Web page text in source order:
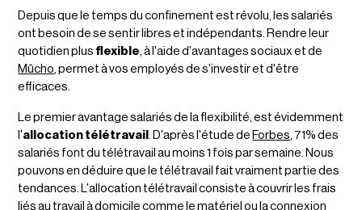
Depuis que le temps du confinement est révolu, les salariés
ont besoin de se sentir libres et indépendants. Rendre leur
quotidien plus flexible , à l'aide d'avantages sociaux et de
Mūcho , permet à vos employés de s'investir et d'être
efficaces.
Le premier avantage salariés de la flexibilité, est évidemment
l'allocation télétravail . D'après l'étude de Forbes , 71% des
salariés font du télétravail au moins 1 fois par semaine. Nous
pouvons en déduire que le télétravail fait vraiment partie des
tendances. L'allocation télétravail consiste à couvrir les frais
liés au travail à domicile comme le matériel ou la connexion